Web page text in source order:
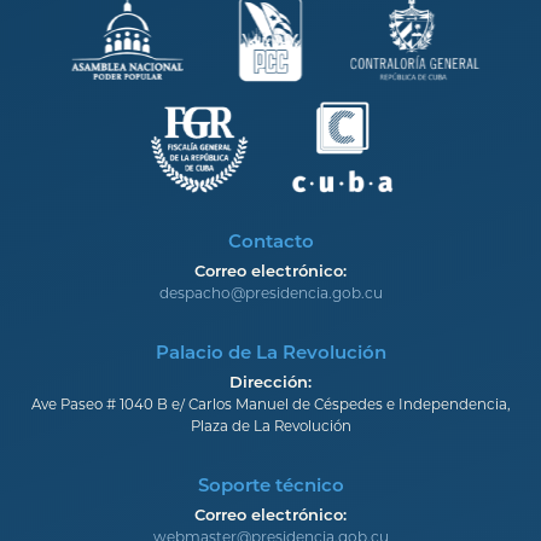
Contacto
Correo electrónico:
despacho@presidencia.gob.cu
Palacio de La Revolución
Dirección:
Ave Paseo # 1040 B e/ Carlos Manuel de Céspedes e Independencia,
Plaza de La Revolución
Soporte técnico
Correo electrónico:
webmaster@presidencia.gob.cu